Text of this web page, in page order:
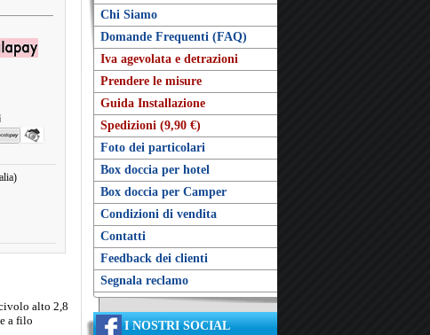
Chi Siamo
Domande Frequenti (FAQ)
Iva agevolata e detrazioni
Prendere le misure
Guida Installazione
Spedizioni (9,90 €)
Foto dei particolari
Box doccia per hotel
Box doccia per Camper
Condizioni di vendita
Contatti
Feedback dei clienti
Segnala reclamo
I NOSTRI SOCIAL
alto 2,8
a filo